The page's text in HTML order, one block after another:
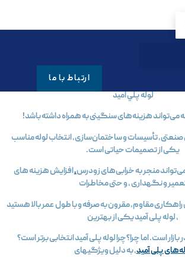
ارتباط با ما
لوله پلي اميد
می‌تواند هزینه‌های سنگینی به همراه داشته باشد!
تأسیسات و ساختمان‌سازی، انتخاب لوله مناسب
یکی از تصمیمات حیاتی است.
منجر به خرابی‌های زودرس،افزایش هزینه‌ های
و نگهداری ، و حتی مخاطرات
مقاوم، مقرون‌ به‌ صرفه و با طول عمر بالا هستید
، لوله پلی آمید یکی از بهترین
است. اما چرا؟چرا لوله پلی آمید انتخابی برتر است؟
پلی آمید، به دلیل ویژگیهای